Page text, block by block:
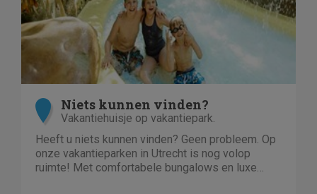
Niets kunnen vinden?
Vakantiehuisje op vakantiepark.
Heeft u niets kunnen vinden? Geen probleem. Op
onze vakantieparken in Utrecht is nog volop
ruimte! Met comfortabele bungalows en luxe